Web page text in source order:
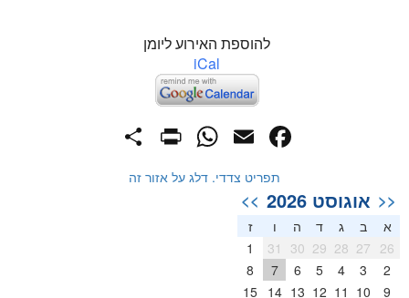
להוספת האירוע ליומן
iCal
Facebook
Email
WhatsApp
תפריט צדדי. דלג על אזור זה
<< אוגוסט 2026 >>
א ב ג ד ה
ז
26
27
28
29
30
31
2
3
4
5
6
7
8
9
10
11
12
13
14
15